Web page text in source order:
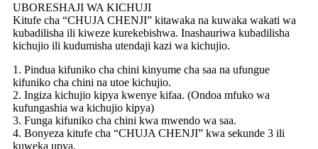
UBORESHAJI WA KICHUJI
Kitufe cha “CHUJA CHENJI” kitawaka na kuwaka wakati wa
kubadilisha ili kiweze kurekebishwa. Inashauriwa kubadilisha
kichujio ili kudumisha utendaji kazi wa kichujio.
1. Pindua kifuniko cha chini kinyume cha saa na ufungue
kifuniko cha chini na utoe kichujio.
2. Ingiza kichujio kipya kwenye kifaa. (Ondoa mfuko wa
kufungashia wa kichujio kipya)
3. Funga kifuniko cha chini kwa mwendo wa saa.
4. Bonyeza kitufe cha “CHUJA CHENJI” kwa sekunde 3 ili
kuweka upya.